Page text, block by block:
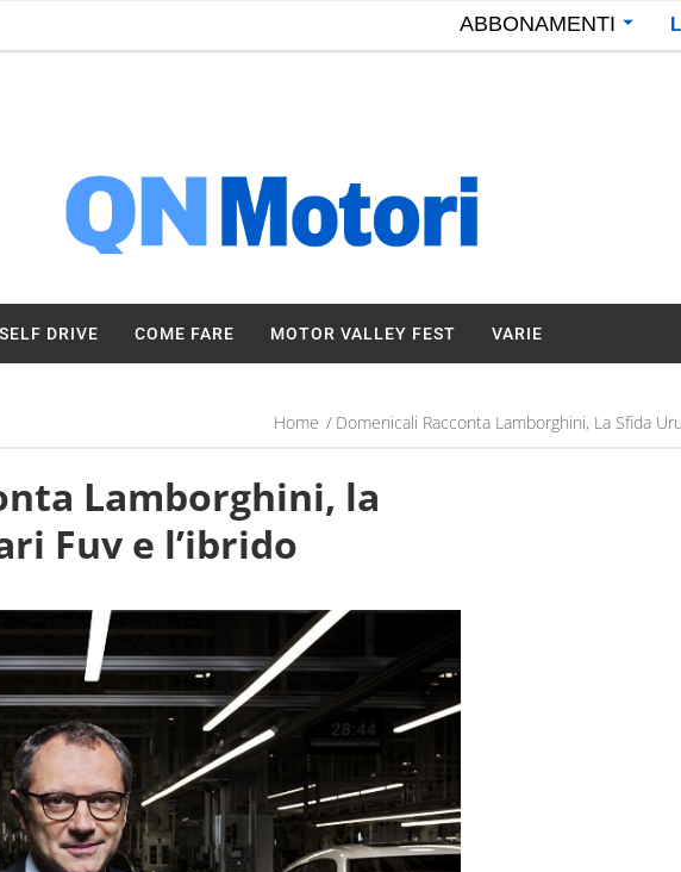
SELF DRIVE COME FARE MOTOR VALLEY FEST VARIE
Home Domenicali Racconta Lamborghini, La Sfida
Lamborghini, la
Fuv e l’ibrido
ABBONAMENTI